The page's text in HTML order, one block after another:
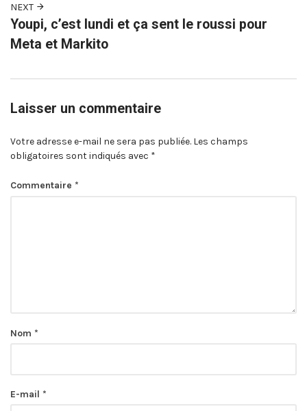
NEXT
Youpi, c’est lundi et ça sent le roussi pour
Meta et Markito
Laisser un commentaire
Votre adresse e-mail ne sera pas publiée. Les champs
obligatoires sont indiqués avec *
Commentaire *
Nom *
E-mail *